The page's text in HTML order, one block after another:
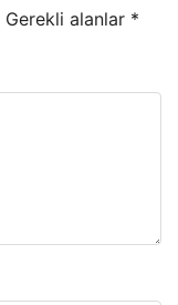
Gerekli alanlar *